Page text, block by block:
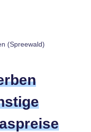
(Spreewald)